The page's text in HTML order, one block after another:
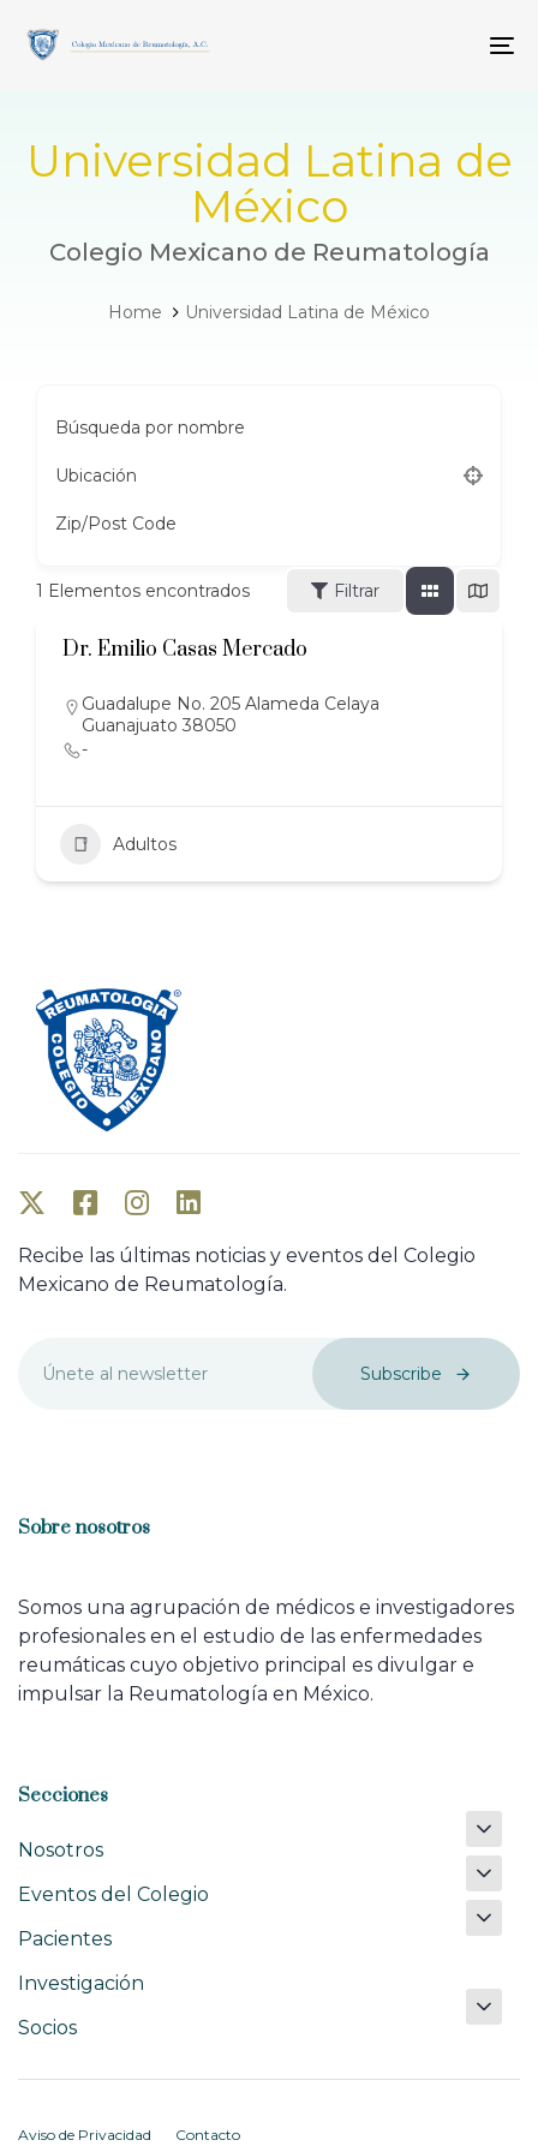
links
primary
Universidad Latina de
México
Colegio Mexicano de Reumatología
Home Universidad Latina de México
Búsqueda por nombre
Ubicación
Zip/Post Code
1 Elementos encontrados Filtrar
Dr. Emilio Casas Mercado
Guadalupe No. 205 Alameda Celaya
Guanajuato 38050
-
Adultos
Recibe las últimas noticias y eventos del Colegio
Mexicano de Reumatología.
Subscribe
Sobre nosotros
Somos una agrupación de médicos e investigadores
profesionales en el estudio de las enfermedades
reumáticas cuyo objetivo principal es divulgar e
impulsar la Reumatología en México.
Secciones
Nosotros
Eventos del Colegio
Pacientes
Investigación
Socios
Aviso de Privacidad Contacto